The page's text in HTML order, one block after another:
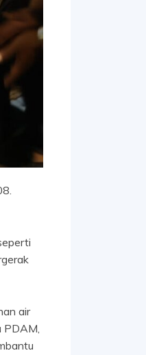
air
PDAM,